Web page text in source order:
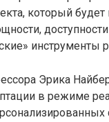
который
инструменты
Эрика
в режиме